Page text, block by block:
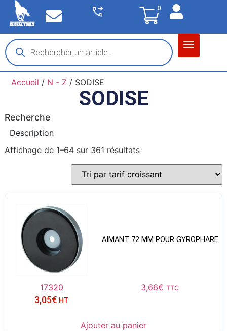
0
Accueil / N - Z / SODISE
SODISE
Recherche
Description
Affichage de 1–64 sur 361 résultats
AIMANT 72 MM POUR GYROPHARE
17320 3,66€ TTC
3,05€ HT
Ajouter au panier